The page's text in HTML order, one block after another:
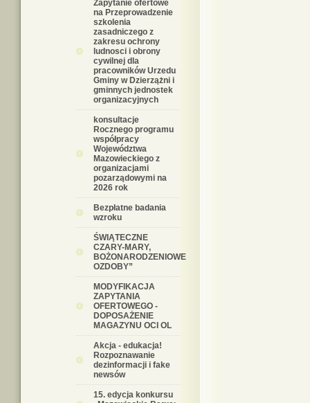
Zapytanie ofertowe
na Przeprowadzenie
szkolenia
zasadniczego z
zakresu ochrony
ludnosci i obrony
cywilnej dla
pracowników Urzedu
Gminy w Dzierzążni i
gminnych jednostek
organizacyjnych
konsultacje
Rocznego programu
współpracy
Województwa
Mazowieckiego z
organizacjami
pozarządowymi na
2026 rok
Bezpłatne badania
wzroku
ŚWIĄTECZNE
CZARY-MARY,
BOŻONARODZENIOWE
OZDOBY”
MODYFIKACJA
ZAPYTANIA
OFERTOWEGO -
DOPOSAŻENIE
MAGAZYNU OCI OL
Akcja - edukacja!
Rozpoznawanie
dezinformacji i fake
newsów
15. edycja konkursu